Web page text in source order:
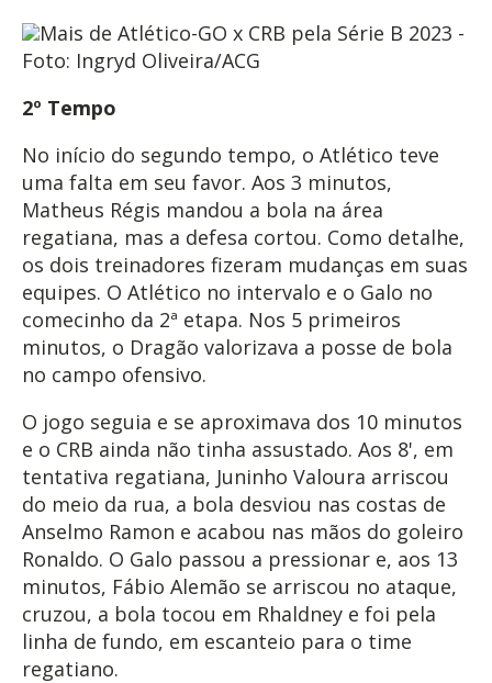
Mais de Atlético-GO x CRB pela Série B 2023 -
Foto: Ingryd Oliveira/ACG
2º Tempo
No início do segundo tempo, o Atlético teve
uma falta em seu favor. Aos 3 minutos,
Matheus Régis mandou a bola na área
regatiana, mas a defesa cortou. Como detalhe,
os dois treinadores fizeram mudanças em suas
equipes. O Atlético no intervalo e o Galo no
comecinho da 2ª etapa. Nos 5 primeiros
minutos, o Dragão valorizava a posse de bola
no campo ofensivo.
O jogo seguia e se aproximava dos 10 minutos
e o CRB ainda não tinha assustado. Aos 8', em
tentativa regatiana, Juninho Valoura arriscou
do meio da rua, a bola desviou nas costas de
Anselmo Ramon e acabou nas mãos do goleiro
Ronaldo. O Galo passou a pressionar e, aos 13
minutos, Fábio Alemão se arriscou no ataque,
cruzou, a bola tocou em Rhaldney e foi pela
linha de fundo, em escanteio para o time
regatiano.